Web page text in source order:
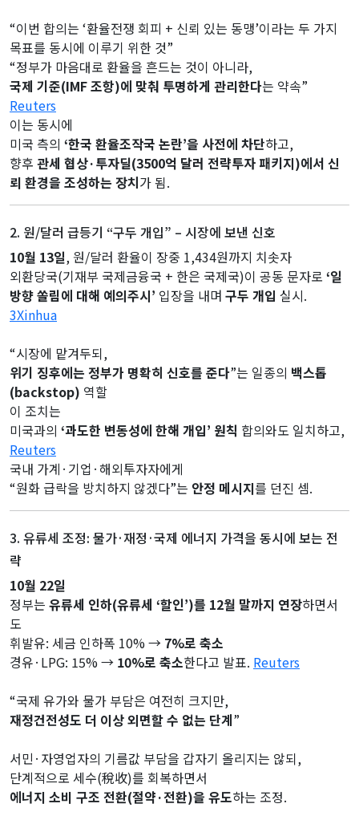
“이번 합의는 ‘환율전쟁 회피 + 신뢰 있는 동맹’이라는 두 가지
목표를 동시에 이루기 위한 것”
“정부가 마음대로 환율을 흔드는 것이 아니라,
국제 기준(IMF 조항)에 맞춰 투명하게 관리한다는 약속”
Reuters
이는 동시에
미국 측의 ‘한국 환율조작국 논란’을 사전에 차단하고,
향후 관세 협상·투자딜(3500억 달러 전략투자 패키지)에서 신
뢰 환경을 조성하는 장치가 됨.
2. 원/달러 급등기 “구두 개입” – 시장에 보낸 신호
10월 13일, 원/달러 환율이 장중 1,434원까지 치솟자
외환당국(기재부 국제금융국 + 한은 국제국)이 공동 문자로 ‘일
방향 쏠림에 대해 예의주시’ 입장을 내며 구두 개입 실시.
3Xinhua
“시장에 맡겨두되,
위기 징후에는 정부가 명확히 신호를 준다”는 일종의 백스톱
(backstop) 역할
이 조치는
미국과의 ‘과도한 변동성에 한해 개입’ 원칙 합의와도 일치하고,
Reuters
국내 가계·기업·해외투자자에게
“원화 급락을 방치하지 않겠다”는 안정 메시지를 던진 셈.
3. 유류세 조정: 물가·재정·국제 에너지 가격을 동시에 보는 전
략
10월 22일
정부는 유류세 인하(유류세 ‘할인’)를 12월 말까지 연장하면서
도
휘발유: 세금 인하폭 10% → 7%로 축소
경유·LPG: 15% → 10%로 축소한다고 발표. Reuters
“국제 유가와 물가 부담은 여전히 크지만,
재정건전성도 더 이상 외면할 수 없는 단계”
서민·자영업자의 기름값 부담을 갑자기 올리지는 않되,
단계적으로 세수(稅收)를 회복하면서
에너지 소비 구조 전환(절약·전환)을 유도하는 조정.